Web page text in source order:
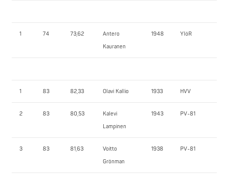
1 74 73,62
Antero
Kauranen
1948 YlöR
1 83 82,33 Olavi Kallio 1933 HVV
2 83 80,53
Kalevi
Lampinen
1943 PV-81
3 83 81,63
Voitto
Grönman
1938 PV-81